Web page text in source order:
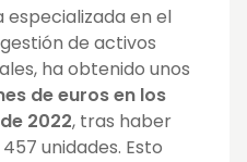
en el
de activos
ha obtenido unos
de euros en los
2022, tras haber
unidades. Esto